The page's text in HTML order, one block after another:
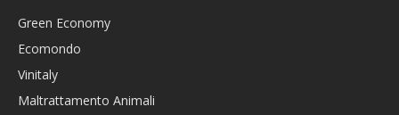
Green Economy
Ecomondo
Vinitaly
Maltrattamento Animali